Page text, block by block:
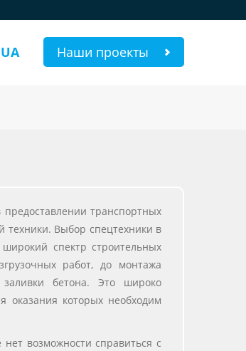
UA Наши проекты
транспортных
техники. Выбор спецтехники в
спектр строительных
работ, до монтажа
заливки бетона. Это широко
оказания которых необходим
возможности справиться с